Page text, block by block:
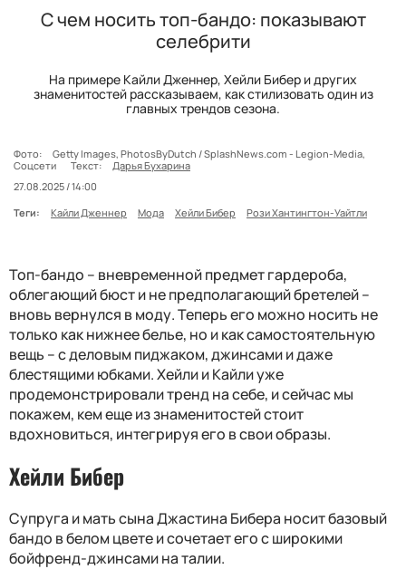
С чем носить топ-бандо: показывают
селебрити
На примере Кайли Дженнер, Хейли Бибер и других
знаменитостей рассказываем, как стилизовать один из
главных трендов сезона.
Фото:
Getty Images, PhotosByDutch / SplashNews.com - Legion-Media,
Соцсети
Текст:
Дарья Бухарина
27.08.2025 / 14:00
Теги:
Кайли Дженнер Мода Хейли Бибер Рози Хантингтон-Уайтли
Топ-бандо – вневременной предмет гардероба,
облегающий бюст и не предполагающий бретелей –
вновь вернулся в моду. Теперь его можно носить не
только как нижнее белье, но и как самостоятельную
вещь – с деловым пиджаком, джинсами и даже
блестящими юбками. Хейли и Кайли уже
продемонстрировали тренд на себе, и сейчас мы
покажем, кем еще из знаменитостей стоит
вдохновиться, интегрируя его в свои образы.
Хейли Бибер
Супруга и мать сына Джастина Бибера носит базовый
бандо в белом цвете и сочетает его с широкими
бойфренд-джинсами на талии.